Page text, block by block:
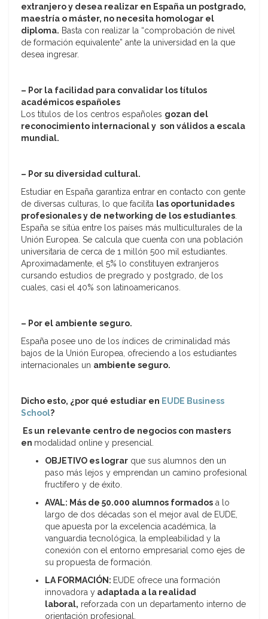
extranjero y desea realizar en España un postgrado,
maestría o máster, no necesita homologar el
diploma. Basta con realizar la “comprobación de nivel
de formación equivalente” ante la universidad en la que
desea ingresar.
– Por la facilidad para convalidar los títulos
académicos españoles
Los títulos de los centros españoles gozan del
reconocimiento internacional y son válidos a escala
mundial.
– Por su diversidad cultural.
Estudiar en España garantiza entrar en contacto con gente
de diversas culturas, lo que facilita las oportunidades
profesionales y de networking de los estudiantes
España se sitúa entre los países más multiculturales de la
Unión Europea. Se calcula que cuenta con una población
universitaria de cerca de 1 millón 500 mil estudiantes.
Aproximadamente, el 5% lo constituyen extranjeros
cursando estudios de pregrado y postgrado, de los
cuales, casi el 40% son latinoamericanos.
– Por el ambiente seguro.
España posee uno de los índices de criminalidad más
bajos de la Unión Europea, ofreciendo a los estudiantes
internacionales un ambiente seguro.
Dicho esto, ¿por qué estudiar en EUDE Business
School?
Es un relevante centro de negocios con masters
en modalidad online y presencial.
OBJETIVO es lograr que sus alumnos den un
paso más lejos y emprendan un camino profesional
fructífero y de éxito.
AVAL: Más de 50.000 alumnos formados a lo
largo de dos décadas son el mejor aval de EUDE,
que apuesta por la excelencia académica, la
vanguardia tecnológica, la empleabilidad y la
conexión con el entorno empresarial como ejes de
su propuesta de formación.
LA FORMACIÓN: EUDE ofrece una formación
innovadora y adaptada a la realidad
laboral, reforzada con un departamento interno de
orientación profesional.